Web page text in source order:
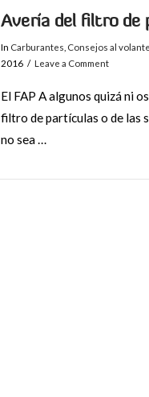
Avería del filtro de
In Carburantes Consejos al volante
2016
Leave a Comment
El FAP A algunos quizá ni
filtro de partículas o de las
no sea …